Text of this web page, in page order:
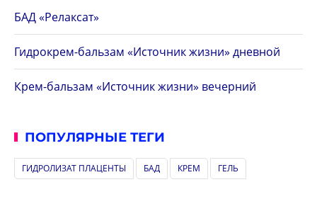
БАД «Релаксат»
Гидрокрем-бальзам «Источник жизни» дневной
Крем-бальзам «Источник жизни» вечерний
ПОПУЛЯРНЫЕ ТЕГИ
ГИДРОЛИЗАТ ПЛАЦЕНТЫ БАД КРЕМ ГЕЛЬ